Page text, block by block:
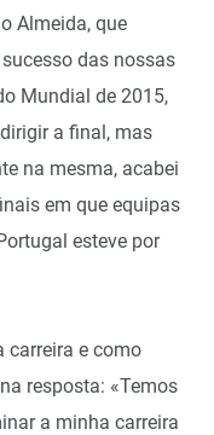
Almeida, que
das nossas
Mundial de 2015,
a final, mas
na mesma, acabei
em que equipas
esteve por
carreira e como
resposta: «Temos
a minha carreira